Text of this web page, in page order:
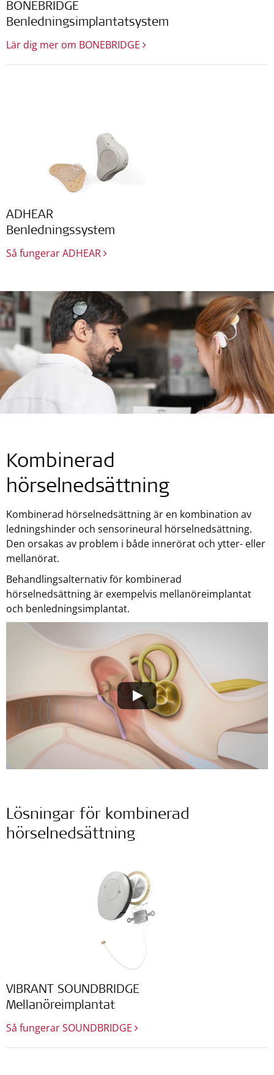
BONEBRIDGE
Benledningsimplantatsystem
Lär dig mer om BONEBRIDGE
ADHEAR
Benledningssystem
Så fungerar ADHEAR
Kombinerad
hörselnedsättning
Kombinerad hörselnedsättning är en kombination av
ledningshinder och sensorineural hörselnedsättning.
Den orsakas av problem i både innerörat och ytter- eller
mellanörat.
Behandlingsalternativ för kombinerad
hörselnedsättning är exempelvis mellanöreimplantat
och benledningsimplantat.
Lösningar för kombinerad
hörselnedsättning
VIBRANT SOUNDBRIDGE
Mellanöreimplantat
Så fungerar SOUNDBRIDGE